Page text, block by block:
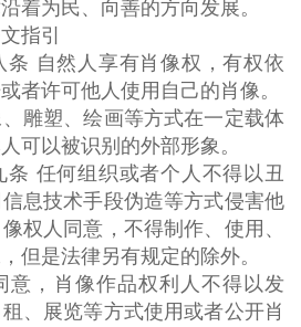
着为民、向善的方向发展。
指引
自然人享有肖像权，有权依
者许可他人使用自己的肖像。
塑、绘画等方式在一定载体
可以被识别的外部形象。
任何组织或者个人不得以丑
息技术手段伪造等方式侵害他
权人同意，不得制作、使用、
但是法律另有规定的除外。
，肖像作品权利人不得以发
、展览等方式使用或者公开肖